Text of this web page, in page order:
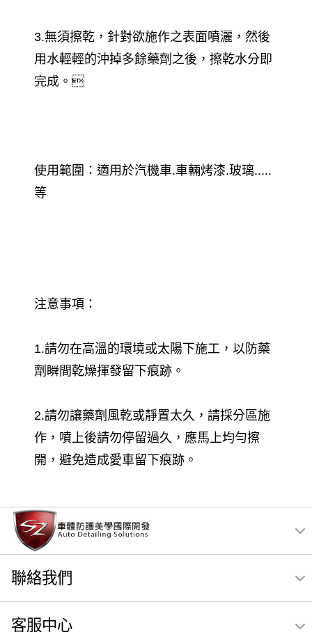
3.無須擦乾，針對欲施作之表面噴灑，然後
用水輕輕的沖掉多餘藥劑之後，擦乾水分即
完成。
使用範圍：適用於汽機車.車輛烤漆.玻璃.....
等
注意事項：
1.請勿在高溫的環境或太陽下施工，以防藥
劑瞬間乾燥揮發留下痕跡。
2.請勿讓藥劑風乾或靜置太久，請採分區施
作，噴上後請勿停留過久，應馬上均勻擦
開，避免造成愛車留下痕跡。
聯絡我們
客服中心